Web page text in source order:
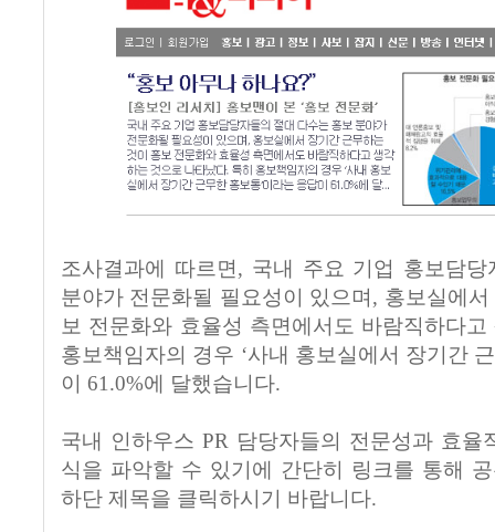
조사결과에 따르면, 국내 주요 기업 홍보담
분야가 전문화될 필요성이 있으며, 홍보실에
보 전문화와 효율성 측면에서도 바람직하다
홍보책임자의 경우 ‘사내 홍보실에서 장기간
이 61.0%에 달했습니다.
국내 인하우스 PR 담당자들의 전문성과 효
식을 파악할 수 있기에 간단히 링크를 통해
하단 제목을 클릭하시기 바랍니다.